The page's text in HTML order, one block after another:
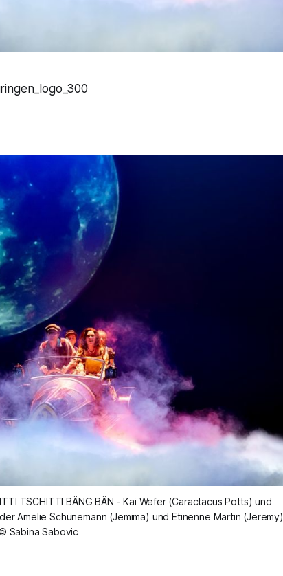
TSCHITTI BÄNG BÄN - Kai Wefer (Caractacus Potts) und
Amelie Schünemann (Jemima) und Etinenne Martin (Jeremy)
Sabina Sabovic